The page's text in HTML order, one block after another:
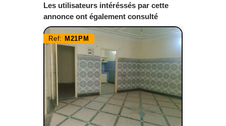
Les utilisateurs intéréssés par cette
annonce ont également consulté
Ref: M21PM